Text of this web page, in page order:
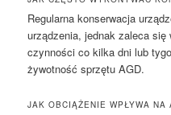
Regularna konserwacja
urządzenia, jednak zaleca
czynności co kilka dni lub
żywotność sprzętu AGD.
JAK OBCIĄŻENIE WPŁYWA NA